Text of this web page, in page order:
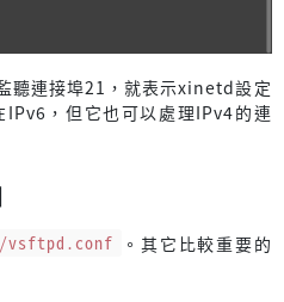
聽連接埠21，就表示xinetd設定
，但它也可以處理IPv4的連
。其它比較重要的